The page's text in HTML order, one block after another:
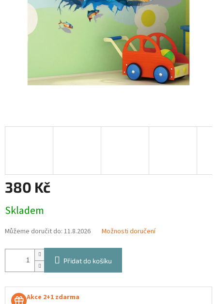
380 Kč
cena:
Skladem
Můžeme doručit do: 11.8.2026 Možnosti doručení
Přidat do košíku
Akce 2+1 zdarma